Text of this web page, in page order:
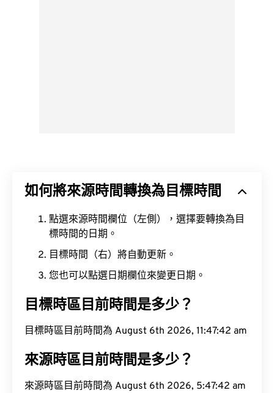
如何將來源時間轉換為目標時間
點選來源時間欄位（左側），選擇要轉換為目
標時間的日期。
目標時間（右）將自動更新。
您也可以點選日期欄位來變更日期。
目標時區目前時間是多少？
目標時區目前時間為 August 6th 2026, 11:47:43 am
來源時區目前時間是多少？
來源時區目前時間為 August 6th 2026, 5:47:43 am